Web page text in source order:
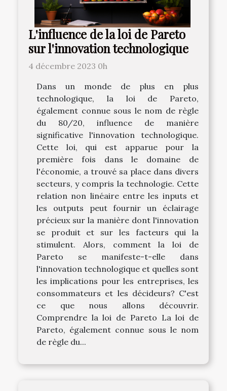
L'influence de la loi de Pareto
sur l'innovation technologique
4 décembre 2023 0h
Dans un monde de plus en plus
technologique, la loi de Pareto,
également connue sous le nom de règle
du 80/20, influence de manière
significative l'innovation technologique.
Cette loi, qui est apparue pour la
première fois dans le domaine de
l'économie, a trouvé sa place dans divers
secteurs, y compris la technologie. Cette
relation non linéaire entre les inputs et
les outputs peut fournir un éclairage
précieux sur la manière dont l'innovation
se produit et sur les facteurs qui la
stimulent. Alors, comment la loi de
Pareto se manifeste-t-elle dans
l'innovation technologique et quelles sont
les implications pour les entreprises, les
consommateurs et les décideurs? C'est
ce que nous allons découvrir.
Comprendre la loi de Pareto La loi de
Pareto, également connue sous le nom
de règle du...